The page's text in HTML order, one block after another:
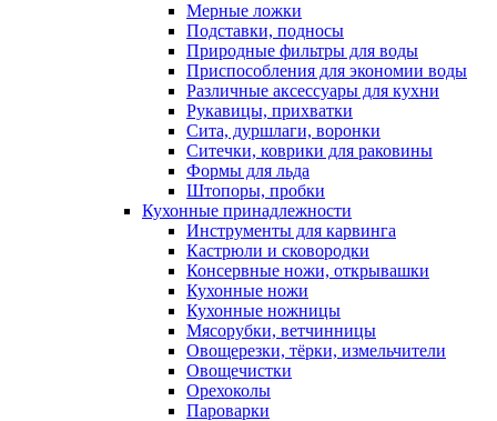
Мерные ложки
Подставки, подносы
Природные фильтры для воды
Приспособления для экономии воды
Различные аксессуары для кухни
Рукавицы, прихватки
Сита, дуршлаги, воронки
Ситечки, коврики для раковины
Формы для льда
Штопоры, пробки
Кухонные принадлежности
Инструменты для карвинга
Кастрюли и сковородки
Консервные ножи, открывашки
Кухонные ножи
Кухонные ножницы
Мясорубки, ветчинницы
Овощерезки, тёрки, измельчители
Овощечистки
Орехоколы
Пароварки